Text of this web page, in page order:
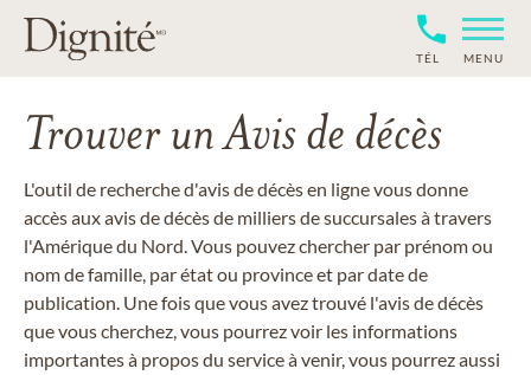
TÉL MENU
Trouver un Avis de décès
L'outil de recherche d'avis de décès en ligne vous donne
accès aux avis de décès de milliers de succursales à travers
l'Amérique du Nord. Vous pouvez chercher par prénom ou
nom de famille, par état ou province et par date de
publication. Une fois que vous avez trouvé l'avis de décès
que vous cherchez, vous pourrez voir les informations
importantes à propos du service à venir, vous pourrez aussi